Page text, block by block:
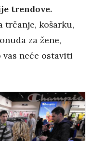
trendove.
trčanje, košarku,
za žene,
neće ostaviti